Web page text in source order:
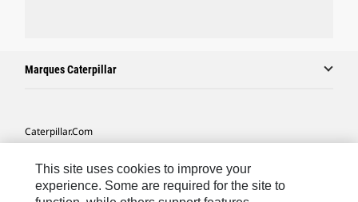
Marques Caterpillar
Caterpillar.com
Mes Préférences Marketing
This site uses cookies to improve your
experience. Some are required for the site to